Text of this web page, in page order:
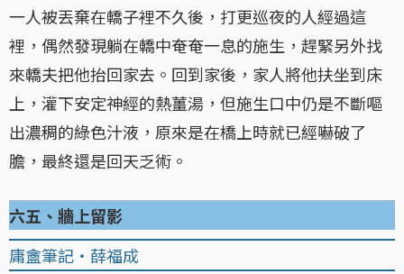
一人被丟棄在轎子裡不久後，打更巡夜的人經過這
裡，偶然發現躺在轎中奄奄一息的施生，趕緊另外找
來轎夫把他抬回家去。回到家後，家人將他扶坐到床
上，灌下安定神經的熱薑湯，但施生口中仍是不斷嘔
出濃稠的綠色汁液，原來是在橋上時就已經嚇破了
膽，最終還是回天乏術。
六五、牆上留影
庸盦筆記・薛福成